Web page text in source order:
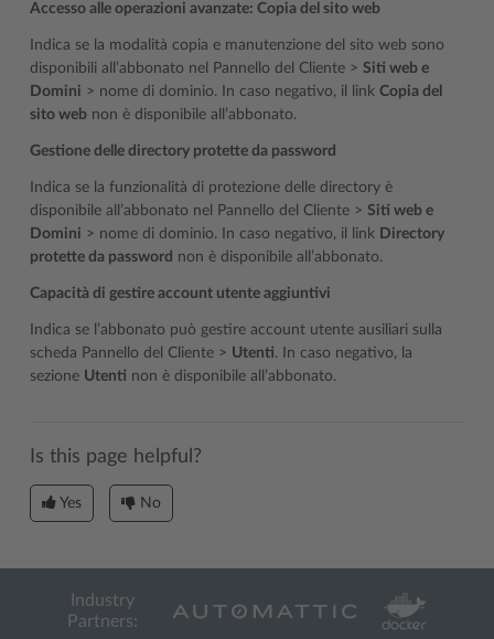
Accesso alle operazioni avanzate: Copia del sito web
Indica se la modalità copia e manutenzione del sito web sono
disponibili all’abbonato nel Pannello del Cliente > Siti web e
Domini > nome di dominio. In caso negativo, il link Copia del
sito web non è disponibile all’abbonato.
Gestione delle directory protette da password
Indica se la funzionalità di protezione delle directory è
disponibile all’abbonato nel Pannello del Cliente > Siti web e
Domini > nome di dominio. In caso negativo, il link Directory
protette da password non è disponibile all’abbonato.
Capacità di gestire account utente aggiuntivi
Indica se l’abbonato può gestire account utente ausiliari sulla
scheda Pannello del Cliente > Utenti. In caso negativo, la
sezione Utenti non è disponibile all’abbonato.
Is this page helpful?
Yes No
Industry
Partners: